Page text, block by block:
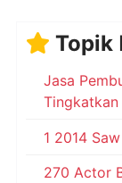
Topik
Jasa
Tingkatkan
1 2014 Saw
270 Actor